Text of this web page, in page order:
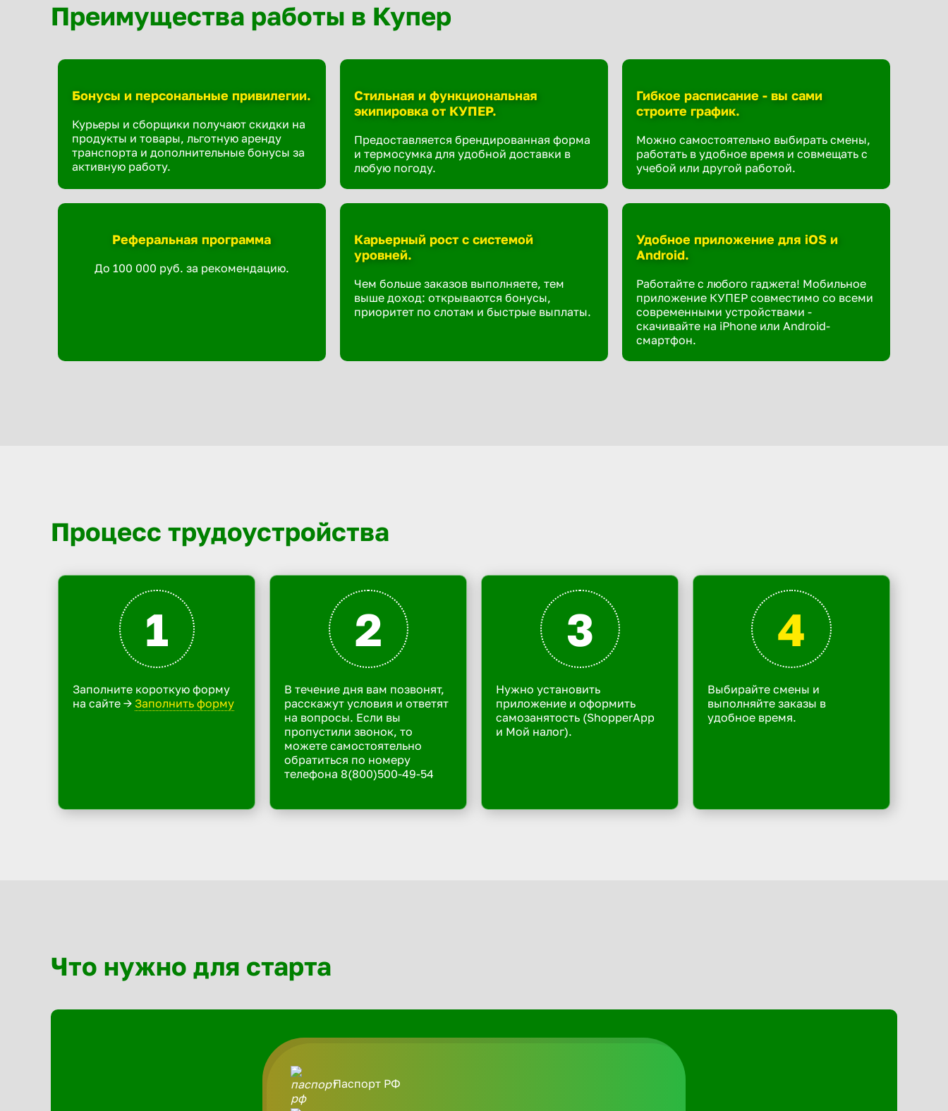
Преимущества работы в Купер
Бонусы и персональные привилегии.
Курьеры и сборщики получают скидки на
продукты и товары, льготную аренду
транспорта и дополнительные бонусы за
активную работу.
Стильная и функциональная
экипировка от КУПЕР.
Предоставляется брендированная форма
и термосумка для удобной доставки в
любую погоду.
Гибкое расписание - вы сами
строите график.
Можно самостоятельно выбирать смены,
работать в удобное время и совмещать с
учебой или другой работой.
Реферальная программа
До 100 000 руб. за рекомендацию.
Карьерный рост с системой
уровней.
Чем больше заказов выполняете, тем
выше доход: открываются бонусы,
приоритет по слотам и быстрые выплаты.
Удобное приложение для iOS и
Android.
Работайте с любого гаджета! Мобильное
приложение КУПЕР совместимо со всеми
современными устройствами -
скачивайте на iPhone или Android-
смартфон.
Процесс трудоустройства
1
Заполните короткую форму
на сайте -> Заполнить форму
2
В течение дня вам позвонят,
расскажут условия и ответят
на вопросы. Если вы
пропустили звонок, то
можете самостоятельно
обратиться по номеру
телефона 8(800)500-49-54
3
Нужно установить
приложение и оформить
самозанятость (ShopperApp
и Мой налог).
4
Выбирайте смены и
выполняйте заказы в
удобное время.
Что нужно для старта
Паспорт РФ